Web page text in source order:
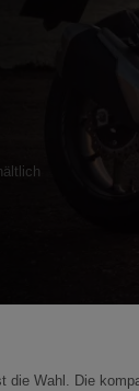
die Wahl. Die